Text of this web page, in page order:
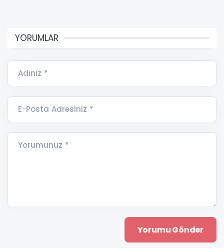
YORUMLAR
Adınız *
E-Posta Adresiniz *
Yorumunuz *